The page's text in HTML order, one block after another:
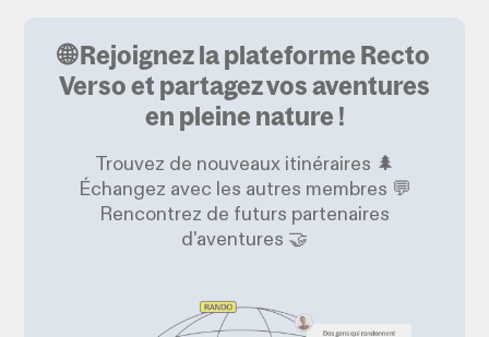
🌐 Rejoignez la plateforme Recto
Verso et partagez vos aventures
en pleine nature !
Trouvez de nouveaux itinéraires 🌲
Échangez avec les autres membres 💬
Rencontrez de futurs partenaires
d'aventures 🤝